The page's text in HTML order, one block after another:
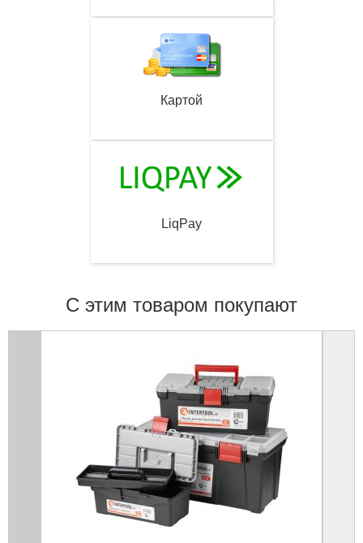
Картой
LiqPay
С этим товаром покупают